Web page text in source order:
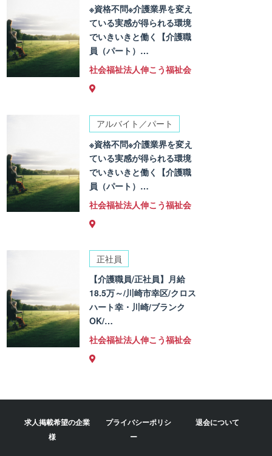
※資格不問※介護業界を変え
ている実感が得られる環境
でいきいきと働く【介護職
員（パート）…
社会福祉法人伸こう福祉会
アルバイト／パート
※資格不問※介護業界を変え
ている実感が得られる環境
でいきいきと働く【介護職
員（パート）…
社会福祉法人伸こう福祉会
正社員
【介護職員/正社員】月給
18.5万～/川崎市幸区/クロス
ハート幸・川崎/ブランク
OK/…
社会福祉法人伸こう福祉会
求人掲載希望の企業
様
プライバシーポリシ
ー
退会について